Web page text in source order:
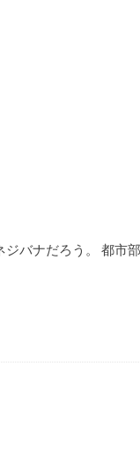
バナだろう。 都市